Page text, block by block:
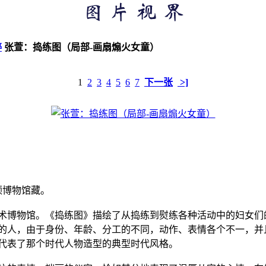
张萱：捣练图（局部-画扇煽火女童）
1 2 3 4 5 6 7 下一张 >]
物馆藏。
物馆。《捣练图》描绘了从捣练到熨练各种活动中的妇女
，由于身份、年龄、分工的不同，动作、表情各个不一，
了那个时代人物造型的典型时代风格。